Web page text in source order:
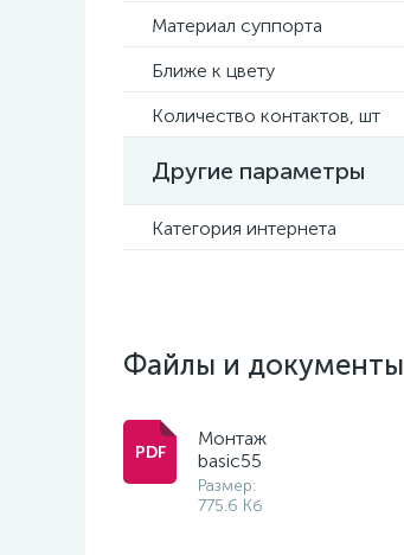
Материал суппорта
Ближе к цвету
Количество контактов, шт
Другие параметры
Категория интернета
Файлы и документы
Монтаж
basic55
Размер:
775.6 Кб